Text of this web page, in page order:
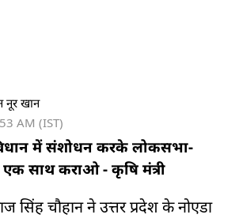
नूर खान
AM (IST)
में संशोधन करके लोकसभा-
एक साथ कराओ - कृषि मंत्री
सिंह चौहान ने उत्तर प्रदेश के नोएडा